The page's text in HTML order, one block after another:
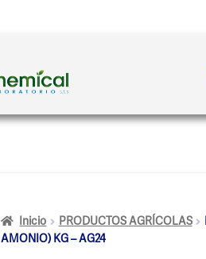
Inicio PRODUCTOS AGRÍCOLAS
AMONIO) KG – AG24